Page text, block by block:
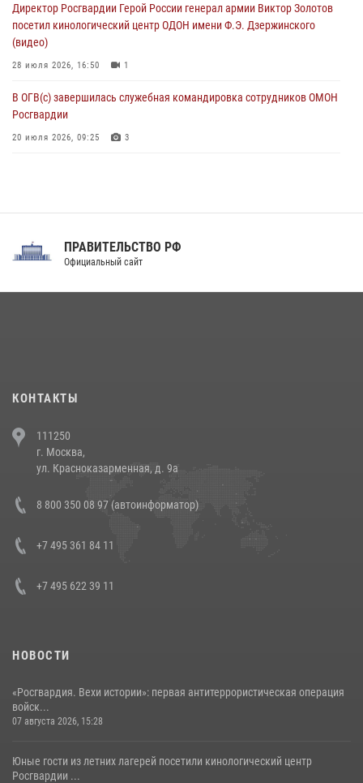
Смольного собора в Санкт-Петербурге (видео)
3 1
Директор Росгвардии Герой России генерал армии Виктор Золотов
посетил кинологический центр ОДОН имени Ф.Э. Дзержинского
(видео)
28 июля 2026, 16:50 1
В ОГВ(с) завершилась служебная командировка сотрудников ОМОН
Росгвардии
20 июля 2026, 09:25 3
Праздник «Один день с Росгвардией» к 105-летию Центрального
напавших на бригаду скорой помощи (видео)
14 июля 2026, 12:20
В Росгвардии прошла военно-научная конференция по обобщению
боевого опыта
ПРАВИТЕЛЬСТВО РФ
Официальный сайт
КОНТАКТЫ
111250
г. Москва,
ул. Красноказарменная, д. 9а
8 800 350 08 97 (автоинформатор)
+7 495 361 84 11
+7 495 622 39 11
НОВОСТИ
«Росгвардия. Вехи истории»: первая антитеррористическая операция
войск...
07 августа 2026, 15:28
Юные гости из летних лагерей посетили кинологический центр
Росгвардии ...